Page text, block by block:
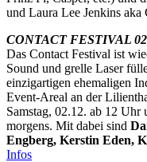
und Laura Lee Jenkins aka
CONTACT FESTIVAL
Das Contact Festival ist
Sound und grelle Laser
einzigartigen ehemaligen
Event-Areal an der
Samstag, 02.12. ab 12 Uhr
morgens. Mit dabei sind
Engberg, Kerstin Eden,
Infos